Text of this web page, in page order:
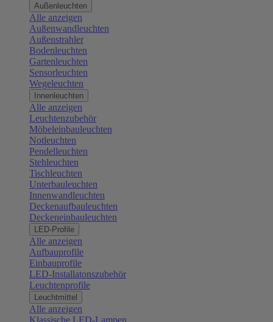
Außenleuchten
Alle anzeigen
Außenwandleuchten
Außenstrahler
Bodenleuchten
Gartenleuchten
Sensorleuchten
Wegeleuchten
Innenleuchten
Alle anzeigen
Leuchtenzubehör
Möbeleinbauleuchten
Notleuchten
Pendelleuchten
Stehleuchten
Tischleuchten
Unterbauleuchten
Innenwandleuchten
Deckenaufbauleuchten
Deckeneinbauleuchten
LED-Profile
Alle anzeigen
Aufbauprofile
Einbauprofile
LED-Installatonszubehör
Leuchtenprofile
Leuchtmittel
Alle anzeigen